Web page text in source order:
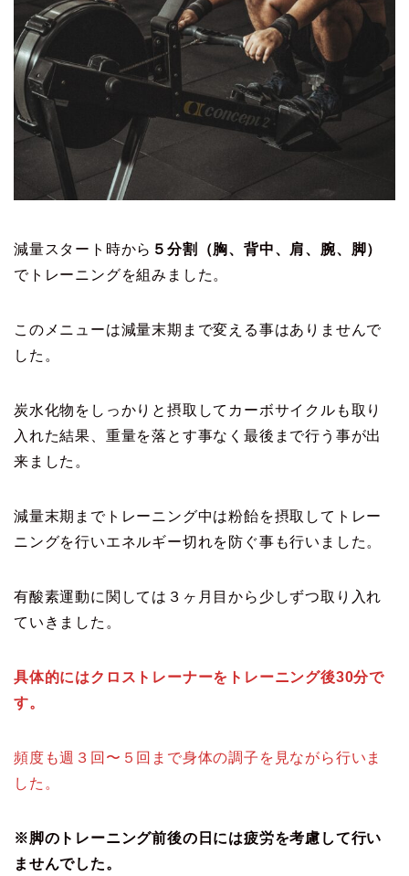
減量スタート時から ５分割（胸、背中、肩、腕、脚）
でトレーニングを組みました。
このメニューは減量末期まで変える事はありませんで
した。
炭水化物をしっかりと摂取してカーボサイクルも取り
入れた結果、重量を落とす事なく最後まで行う事が出
来ました。
減量末期までトレーニング中は粉飴を摂取してトレー
ニングを行いエネルギー切れを防ぐ事も行いました。
有酸素運動に関しては３ヶ月目から少しずつ取り入れ
ていきました。
具体的にはクロストレーナーをトレーニング後30分で
す。
頻度も週３回〜５回まで身体の調子を見ながら行いま
した。
※脚のトレーニング前後の日には疲労を考慮して行い
ませんでした。